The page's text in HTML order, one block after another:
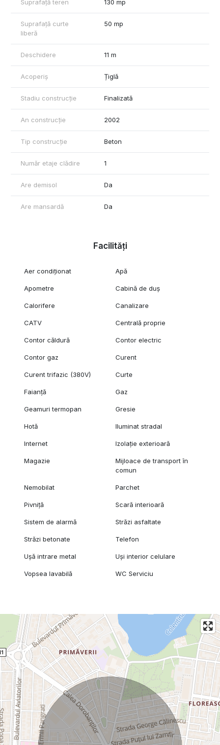
Dotari si utilitati
Bransata la toate utilitatile
Curent trifazic – 12 kW putere instalata
Gaz
Hota cu evacuare directa pe cladire
Suprafață teren 130 mp
Suprafață curte
liberă
50 mp
Deschidere 11 m
Acoperiș Țiglă
Stadiu construcție Finalizată
An construcție 2002
Tip construcție Beton
Număr etaje clădire 1
Are demisol Da
Are mansardă Da
Facilități
Aer condiționat Apă
Apometre Cabină de duș
Calorifere Canalizare
CATV Centrală proprie
Contor căldură Contor electric
Contor gaz Curent
Curent trifazic (380V) Curte
Faianță Gaz
Geamuri termopan Gresie
Hotă Iluminat stradal
Internet Izolație exterioară
Magazie
Mijloace de transport în
comun
Nemobilat Parchet
Pivniță Scară interioară
Sistem de alarmă Străzi asfaltate
Străzi betonate Telefon
Ușă intrare metal Uși interior celulare
Vopsea lavabilă WC Serviciu